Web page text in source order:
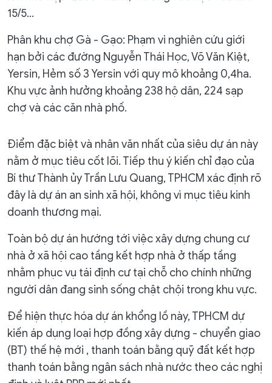
15/5...
Phân khu chợ Gà - Gạo: Phạm vi nghiên cứu giới
hạn bởi các đường Nguyễn Thái Học, Võ Văn Kiệt,
Yersin, Hẻm số 3 Yersin với quy mô khoảng 0,4ha.
Khu vực ảnh hưởng khoảng 238 hộ dân, 224 sạp
chợ và các căn nhà phố.
Điểm đặc biệt và nhân văn nhất của siêu dự án này
nằm ở mục tiêu cốt lõi. Tiếp thu ý kiến chỉ đạo của
Bí thư Thành ủy Trần Lưu Quang, TPHCM xác định rõ
đây là dự án an sinh xã hội, không vì mục tiêu kinh
doanh thương mại.
Toàn bộ dự án hướng tới việc xây dựng chung cư
nhà ở xã hội cao tầng kết hợp nhà ở thấp tầng
nhằm phục vụ tái định cư tại chỗ cho chính những
người dân đang sinh sống chật chội trong khu vực.
Để hiện thực hóa dự án khổng lồ này, TPHCM dự
kiến áp dụng loại hợp đồng xây dựng - chuyển giao
(BT) thế hệ mới , thanh toán bằng quỹ đất kết hợp
thanh toán bằng ngân sách nhà nước theo các nghị